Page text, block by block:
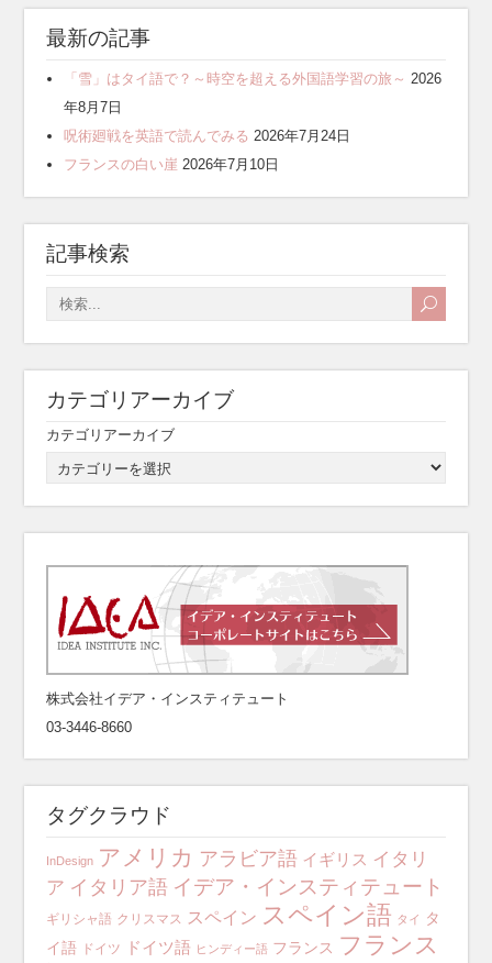
最新の記事
「雪」はタイ語で？～時空を超える外国語学習の旅～ 2026
年8月7日
呪術廻戦を英語で読んでみる 2026年7月24日
フランスの白い崖 2026年7月10日
記事検索
カテゴリアーカイブ
カテゴリアーカイブ
株式会社イデア・インスティテュート
03-3446-8660
タグクラウド
InDesign アメリカ アラビア語 イギリス イタリ
ア イタリア語 イデア・インスティテュート
ギリシャ語 クリスマス スペイン スペイン語 タイ
タ
イ語 ドイツ ドイツ語 ヒンディー語 フランス フランス